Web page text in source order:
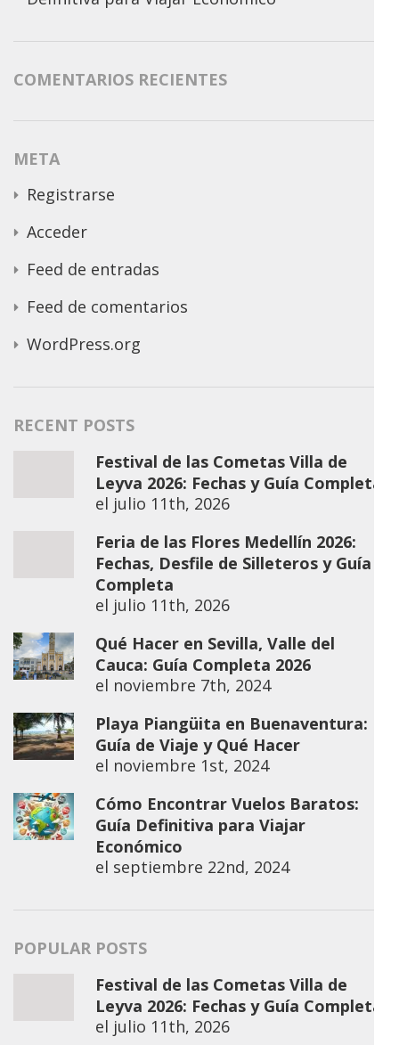
COMENTARIOS RECIENTES
META
Registrarse
Acceder
Feed de entradas
Feed de comentarios
WordPress.org
RECENT POSTS
Festival de las Cometas Villa de
Leyva 2026: Fechas y Guía Completa
el julio 11th, 2026
Feria de las Flores Medellín 2026:
Fechas, Desfile de Silleteros y Guía
Completa
el julio 11th, 2026
Qué Hacer en Sevilla, Valle del
Cauca: Guía Completa 2026
el noviembre 7th, 2024
Playa Piangüita en Buenaventura:
Guía de Viaje y Qué Hacer
el noviembre 1st, 2024
Cómo Encontrar Vuelos Baratos:
Guía Definitiva para Viajar
Económico
el septiembre 22nd, 2024
POPULAR POSTS
Festival de las Cometas Villa de
Leyva 2026: Fechas y Guía Completa
el julio 11th, 2026